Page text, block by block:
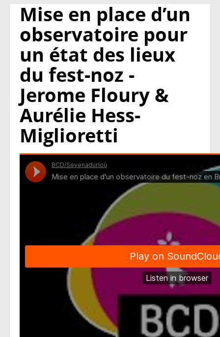
Mise en place d’un
observatoire pour
un état des lieux
du fest-noz -
Jerome Floury &
Aurélie Hess-
Miglioretti
Mise
en
observatoire
du
fest-
Bretagne